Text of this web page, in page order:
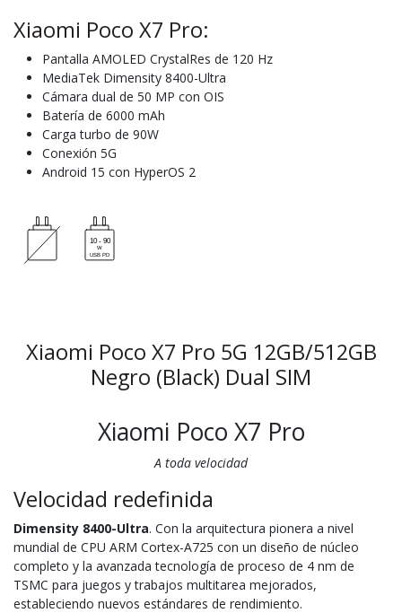
Xiaomi Poco X7 Pro:
Pantalla AMOLED CrystalRes de 120 Hz
MediaTek Dimensity 8400-Ultra
Cámara dual de 50 MP con OIS
Batería de 6000 mAh
Carga turbo de 90W
Conexión 5G
Android 15 con HyperOS 2
Xiaomi Poco X7 Pro 5G 12GB/512GB
Negro (Black) Dual SIM
Xiaomi Poco X7 Pro
A toda velocidad
Velocidad redefinida
Dimensity 8400-Ultra. Con la arquitectura pionera a nivel
mundial de CPU ARM Cortex-A725 con un diseño de núcleo
completo y la avanzada tecnología de proceso de 4 nm de
TSMC para juegos y trabajos multitarea mejorados,
estableciendo nuevos estándares de rendimiento.